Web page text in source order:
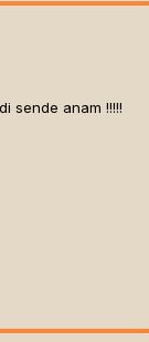
sende anam !!!!!